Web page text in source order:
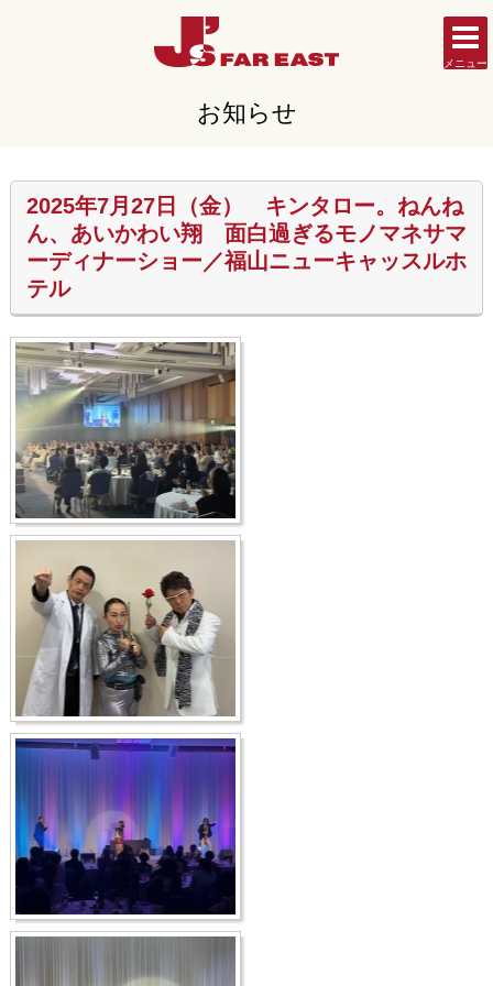
メニュー
お知らせ
2025年7月27日（金） キンタロー。ねんね
ん、あいかわい翔 面白過ぎるモノマネサマ
ーディナーショー／福山ニューキャッスルホ
テル